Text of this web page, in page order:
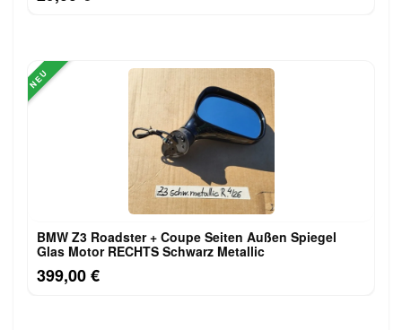
NEU
BMW Z3 Roadster + Coupe Seiten Außen Spiegel
Glas Motor RECHTS Schwarz Metallic
399,00 €